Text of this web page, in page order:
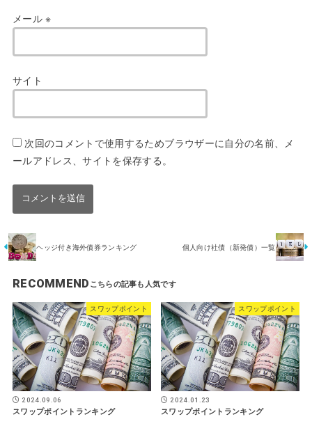
メール※
サイト
次回のコメントで使用するためブラウザーに自分の名前、メ
ールアドレス、サイトを保存する。
ヘッジ付き海外債券ランキング 個人向け社債（新発債）一覧
RECOMMEND
スワップポイント
2024.09.06
スワップポイントランキング
スワップポイント
2024.01.23
スワップポイントランキング